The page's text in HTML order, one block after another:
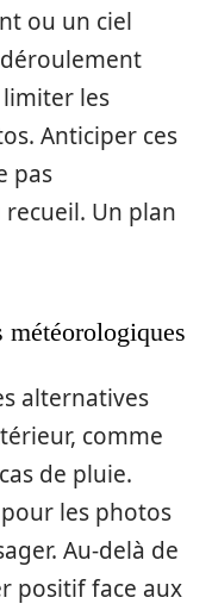
ou un ciel
les
Anticiper ces
pas
Un plan
météorologiques
alternatives
comme
de pluie.
les photos
Au-delà de
positif face aux